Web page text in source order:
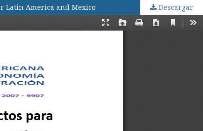
Latin America and Mexico Descargar